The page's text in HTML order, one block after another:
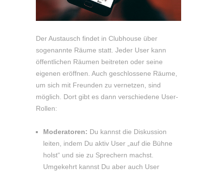
Der Austausch findet in Clubhouse über
sogenannte Räume statt. Jeder User kann
öffentlichen Räumen beitreten oder seine
eigenen eröffnen. Auch geschlossene Räume,
um sich mit Freunden zu vernetzen, sind
möglich. Dort gibt es dann verschiedene User-
Rollen:
Moderatoren: Du kannst die Diskussion
leiten, indem Du aktiv User „auf die Bühne
holst“ und sie zu Sprechern machst.
Umgekehrt kannst Du aber auch User